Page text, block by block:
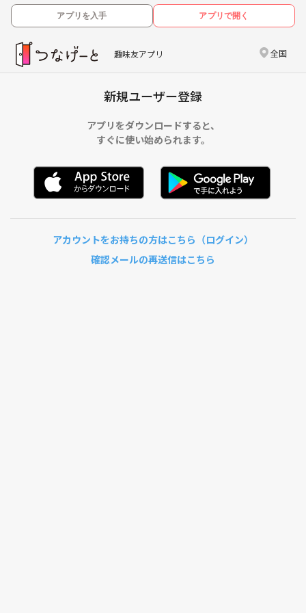
アプリを入手 アプリで開く
趣味友アプリ 全国
新規ユーザー登録
アプリをダウンロードすると、
すぐに使い始められます。
アカウントをお持ちの方はこちら（ログイン）
確認メールの再送信はこちら